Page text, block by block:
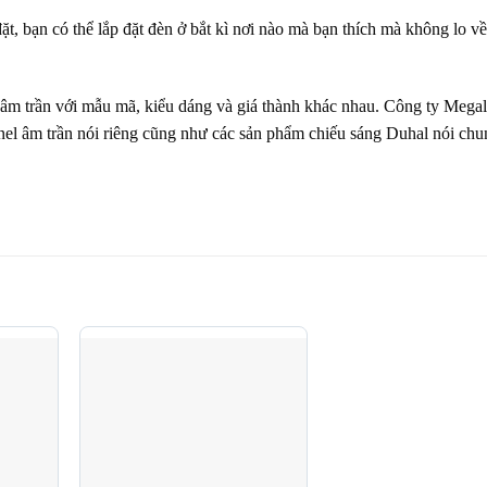
bạn có thể lắp đặt đèn ở bắt kì nơi nào mà bạn thích mà không lo
trần với mẫu mã, kiểu dáng và giá thành khác nhau. Công ty
âm trần nói riêng cũng như các sản phẩm chiếu sáng Duhal nói